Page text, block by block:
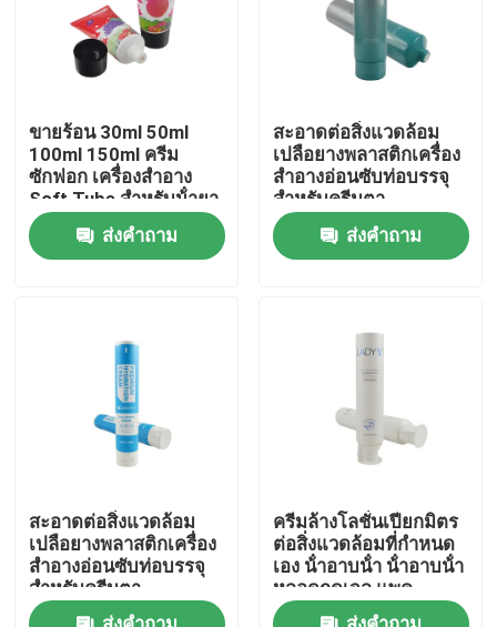
สินค้า
เกี่ยวกับเรา
ทัวร์โรงงาน
การควบคุมคุณภาพ
ท่อเสริมกาย
หลอดสกัด
หลอดเครื่องสำอางเปล่า
ขายร้อน 30ml 50ml
100ml 150ml ครีม
ซักฟอก เครื่องสําอาง
Soft Tube สําหรับน้ํายา
ผสมร่างกาย ครีมมือ
เครื่องสําอางท่อ
ส่งคำถาม
สะอาดต่อสิ่งแวดล้อม
เปลือยางพลาสติกเครื่อง
สําอางอ่อนซับท่อบรรจุ
สําหรับครีมตา
ส่งคำถาม
สะอาดต่อสิ่งแวดล้อม
เปลือยางพลาสติกเครื่อง
สําอางอ่อนซับท่อบรรจุ
สําหรับครีมตา
ครีมล้างโลชั่นเปียกมิตร
ต่อสิ่งแวดล้อมที่กําหนด
เอง น้ําอาบน้ํา น้ําอาบน้ํา
หลอดกดเจล แพค
พลาสติกหลอดอ่อน